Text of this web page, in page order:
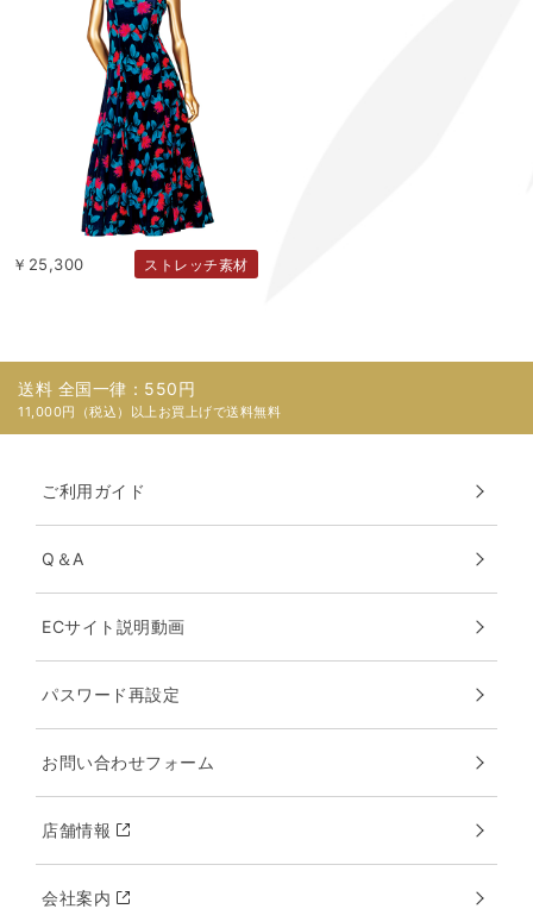
￥25,300 ストレッチ素材
送料 全国一律：550円
11,000円（税込）以上お買上げで送料無料
ご利用ガイド
Q＆A
ECサイト説明動画
パスワード再設定
お問い合わせフォーム
店舗情報
会社案内